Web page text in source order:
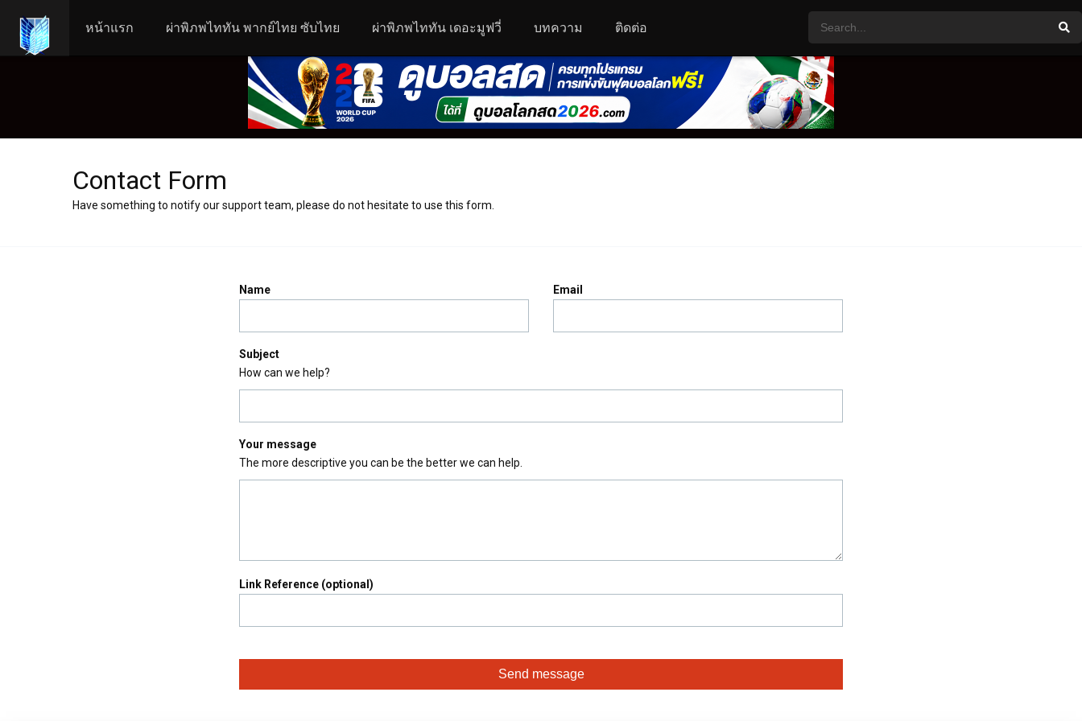
หน้าแรก ผ่าพิภพไททัน พากย์ไทย ซับไทย ผ่าพิภพไททัน เดอะมูฟวี่ บทความ ติดต่อ
Contact Form
Have something to notify our support team, please do not hesitate to use this form.
Name Email
Subject
How can we help?
Your message
The more descriptive you can be the better we can help.
Link Reference (optional)